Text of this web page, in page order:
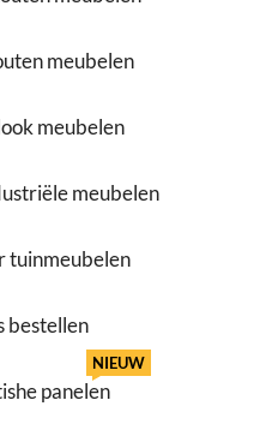
meubelen
meubelen
meubelen
tuinmeubelen
bestellen
panelen
NIEUW